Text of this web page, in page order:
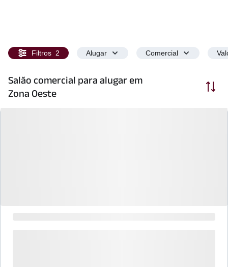
Filtros 2 Alugar Comercial
Salão comercial para alugar em
Zona Oeste
Ordenar